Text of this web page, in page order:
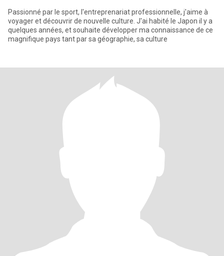
Passionné par le sport, l'entreprenariat professionnelle, j'aime à
voyager et découvrir de nouvelle culture. J'ai habité le Japon il y a
quelques années, et souhaite développer ma connaissance de ce
magnifique pays tant par sa géographie, sa culture